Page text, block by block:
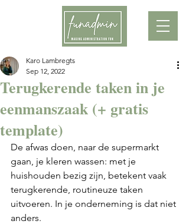
Terugkerende taken in je
eenmanszaak (+ gratis
template)
Karo Lambregts
Sep 12, 2022
De afwas doen, naar de supermarkt
gaan, je kleren wassen: met je
huishouden bezig zijn, betekent vaak
terugkerende, routineuze taken
uitvoeren. In je onderneming is dat niet
anders.